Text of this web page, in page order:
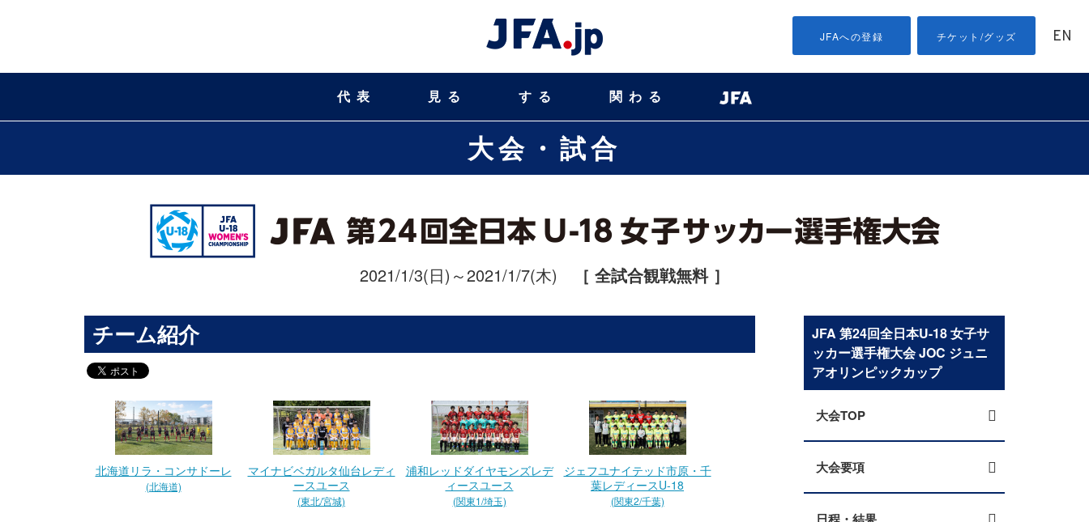
JFAへの登録 チケット/グッズ EN
代表 見る する 関わる
大会・試合
2021/1/3(日)～2021/1/7(木) ［ 全試合観戦無料 ］
チーム紹介
北海道リラ・コンサドーレ
(北海道)
マイナビベガルタ仙台レディ
ースユース
(東北/宮城)
浦和レッドダイヤモンズレデ
ィースユース
(関東1/埼玉)
ジェフユナイテッド市原・千
葉レディースU-18
(関東2/千葉)
JFA 第24回全日本U-18 女子サ
ッカー選手権大会 JOC ジュニ
アオリンピックカップ
大会TOP
大会要項